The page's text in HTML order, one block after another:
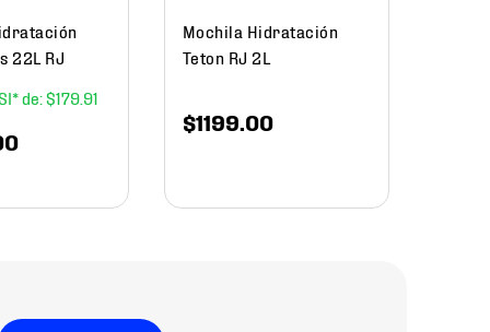
22L RJ
$179 91
Mochila Hidratación
Teton RJ 2L
$1199.00